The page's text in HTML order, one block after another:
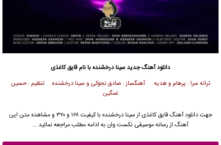
دانلود آهنگ جدیدسینا درخشنده با نام قایق کاغذی
ترانه سرا : پرهام و هدیه آهنگساز : صادق نجوکی و سینا درخشنده تنظیم : حسین
غمگین
جهت دانلود آهنگ قایق کاغذی از سینا درخشنده
با کیفیت ۱۲۸ و ۳۲۰ و مشاهده متن این
آهنگ از رسانه موسیقی نکست وان به ادامه مطلب مراجعه نمائید …